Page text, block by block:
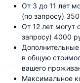
От 3 до 11 лет
(по запросу)
От 12 лет могут
запросу) 4000
в общую
вашего
Максимальное